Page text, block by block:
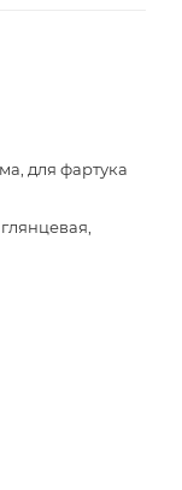
для фартука